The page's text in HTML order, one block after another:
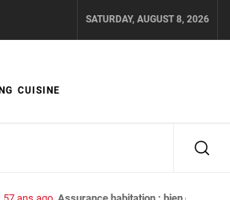
SATURDAY, AUGUST 8, 2026
CUISINE